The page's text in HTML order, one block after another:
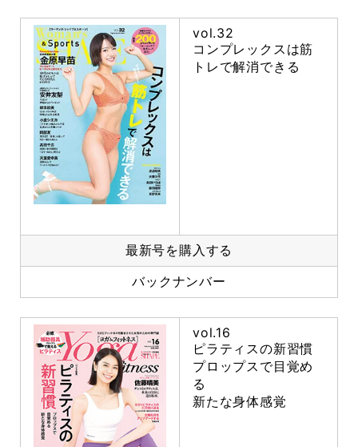
vol.32
コンプレックスは筋
トレで解消できる
最新号を購入する
バックナンバー
vol.16
ピラティスの新習慣
プロップスで目覚め
る
新たな身体感覚